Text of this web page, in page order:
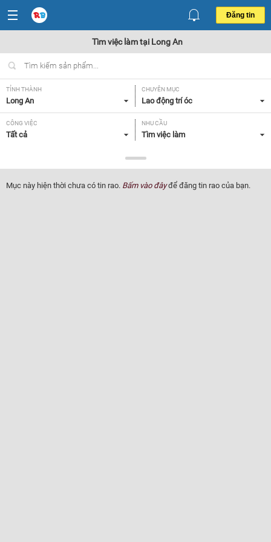
Đăng tin
Tìm việc làm tại Long An
TỈNH THÀNH
Long An
CHUYÊN MỤC
Lao động trí óc
CÔNG VIỆC
Tất cả
NHU CẦU
Tìm việc làm
Tất cả
Mục này hiện thời chưa có tin rao. Bấm vào đâyđể đăng tin rao của bạn.